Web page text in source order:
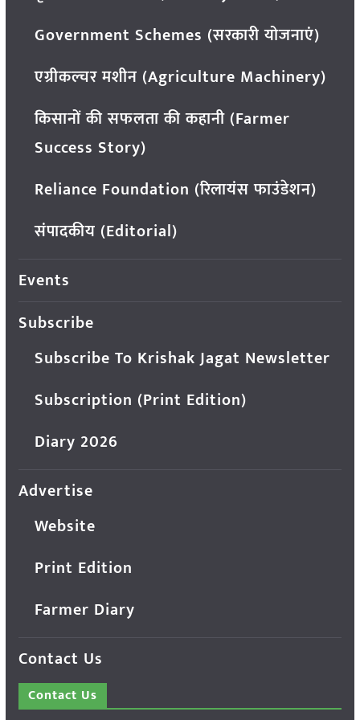
Government Schemes (सरकारी योजनाएं)
एग्रीकल्चर मशीन (Agriculture Machinery)
किसानों की सफलता की कहानी (Farmer
Success Story)
Reliance Foundation (रिलायंस फाउंडेशन)
संपादकीय (Editorial)
Events
Subscribe
Subscribe To Krishak Jagat Newsletter
Subscription (Print Edition)
Diary 2026
Advertise
Website
Print Edition
Farmer Diary
Contact Us
Contact Us